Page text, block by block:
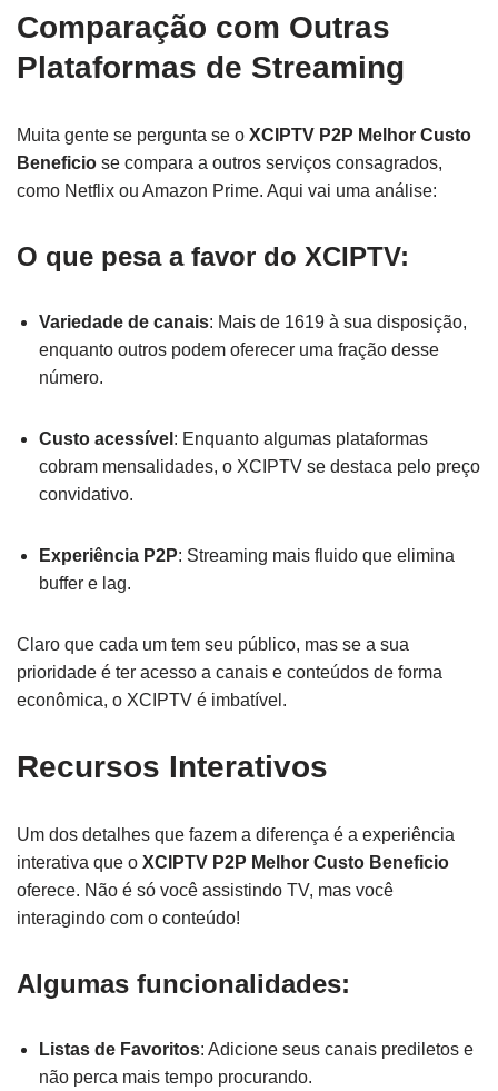
Comparação com Outras
Plataformas de Streaming
Muita gente se pergunta se o XCIPTV P2P Melhor Custo
Beneficio se compara a outros serviços consagrados,
como Netflix ou Amazon Prime. Aqui vai uma análise:
O que pesa a favor do XCIPTV:
Variedade de canais: Mais de 1619 à sua disposição,
enquanto outros podem oferecer uma fração desse
número.
Custo acessível : Enquanto algumas plataformas
cobram mensalidades, o XCIPTV se destaca pelo preço
convidativo.
Experiência P2P: Streaming mais fluido que elimina
buffer e lag.
Claro que cada um tem seu público, mas se a sua
prioridade é ter acesso a canais e conteúdos de forma
econômica, o XCIPTV é imbatível.
Recursos Interativos
Um dos detalhes que fazem a diferença é a experiência
interativa que o XCIPTV P2P Melhor Custo Beneficio
oferece. Não é só você assistindo TV, mas você
interagindo com o conteúdo!
Algumas funcionalidades:
Listas de Favoritos: Adicione seus canais prediletos e
não perca mais tempo procurando.